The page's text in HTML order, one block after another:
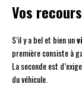
Vos
S’il y a bel et bien un
première consiste à
La seconde est
du véhicule.